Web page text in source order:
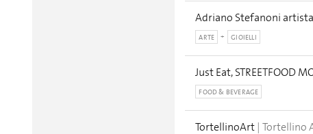
Adriano Stefanoni
ARTE GIOIELLI
Just Eat, STREETFOOD
FOOD & BEVERAGE
TortellinoArt | Tortellino